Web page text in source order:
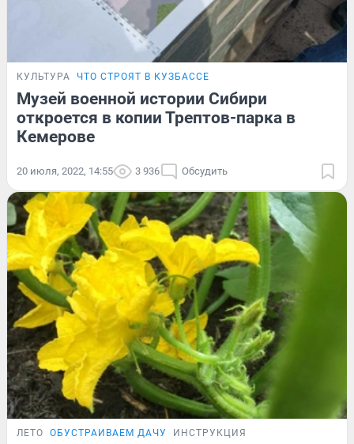
КУЛЬТУРА ЧТО СТРОЯТ В КУЗБАССЕ
Музей военной истории Сибири
откроется в копии Трептов-парка в
Кемерове
20 июля, 2022, 14:55 3 936 Обсудить
ЛЕТО ОБУСТРАИВАЕМ ДАЧУ ИНСТРУКЦИЯ